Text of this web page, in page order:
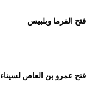
فتح الفرما وبلبيس
فتح عمرو بن العاص لسيناء